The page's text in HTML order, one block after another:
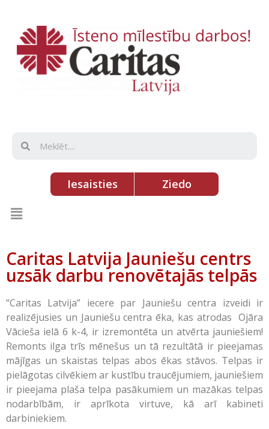
Iesaisties Ziedo
Caritas Latvija Jauniešu centrs
uzsāk darbu renovētajās telpās
“Caritas Latvija” iecere par Jauniešu centra izveidi ir
realizējusies un Jauniešu centra ēka, kas atrodas Ojāra
Vācieša ielā 6 k-4, ir izremontēta un atvērta jauniešiem!
Remonts ilga trīs mēnešus un tā rezultātā ir pieejamas
mājīgas un skaistas telpas abos ēkas stāvos. Telpas ir
pielāgotas cilvēkiem ar kustību traucējumiem, jauniešiem
ir pieejama plaša telpa pasākumiem un mazākas telpas
nodarbībām, ir aprīkota virtuve, kā arī kabineti
darbiniekiem.